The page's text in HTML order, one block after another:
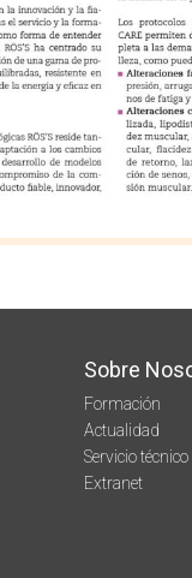
Sobre
Formación
Actualidad
Servicio técnico
Extranet